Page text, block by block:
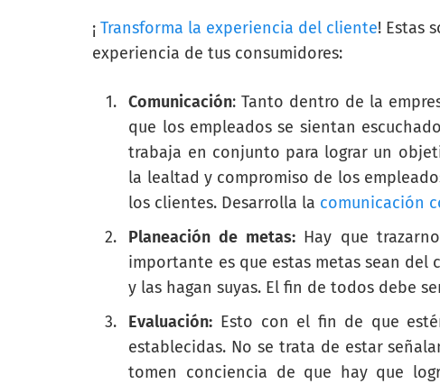
¡ Transforma la experiencia del cliente! Estas
experiencia de tus consumidores:
Comunicación: Tanto dentro de la
que los empleados se sientan
trabaja en conjunto para lograr un
la lealtad y compromiso de los
los clientes. Desarrolla la comunicación
Planeación de metas: Hay que
importante es que estas metas sean
y las hagan suyas. El fin de todos debe
Evaluación: Esto con el fin de que
establecidas. No se trata de estar
tomen conciencia de que hay que